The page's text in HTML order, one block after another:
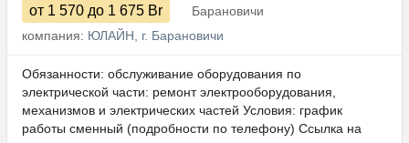
от 1 570 до 1 675 Br
Барановичи
компания: ЮЛАЙН, г. Барановичи
Обязанности: обслуживание оборудования по
электрической части: ремонт электрооборудования,
механизмов и электрических частей Условия: график
работы сменный (подробности по телефону) Ссылка на